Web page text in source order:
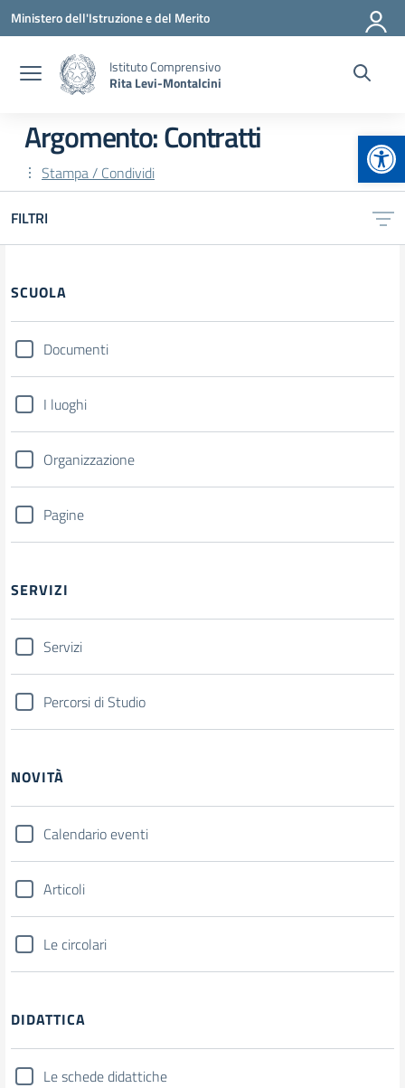
Vai ai contenuti
Vai al menu di navigazione
Vai al footer
Ministero dell'Istruzione e del Merito
Istituto Comprensivo
Rita Levi-Montalcini
Argomento: Contratti
Stampa / Condividi
FILTRI
Filtri
SCUOLA
Documenti
I luoghi
Organizzazione
Pagine
SERVIZI
Servizi
Percorsi di Studio
NOVITÀ
Calendario eventi
Articoli
Le circolari
DIDATTICA
Le schede didattiche